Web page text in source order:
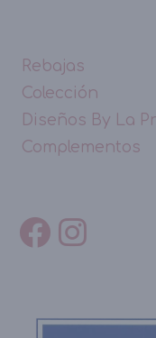
Rebajas
Colección
Diseños By La
Complementos